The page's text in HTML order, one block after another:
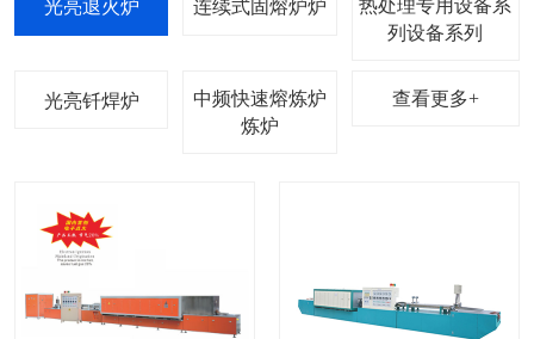
光亮退火炉 连续式固熔炉
热处理专用设备系
列
光亮钎焊炉 中频快速熔炼炉 查看更多+